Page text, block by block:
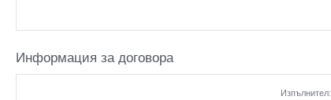
Информация за договора
Изпълнител: